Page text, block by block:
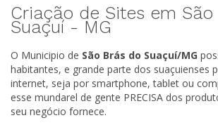
Criação de Sites em São
Suaçuí - MG
O Municipio de São Brás do Suaçuí/MG
habitantes, e grande parte dos suaçuienses
internet, seja por smartphone, tablet ou
esse mundarel de gente PRECISA dos
seu negócio fornece.